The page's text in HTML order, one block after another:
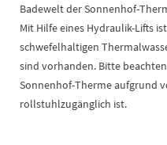
Badewelt der Sonnenhof-
Mit Hilfe eines Hydraulik-Lifts
schwefelhaltigen
sind vorhanden. Bitte
Sonnenhof-Therme aufgrund
rollstuhlzugänglich ist.